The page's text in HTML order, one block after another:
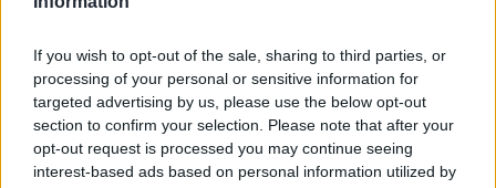
If you wish to opt-out of the sale, sharing to third parties, or
processing of your personal or sensitive information for
targeted advertising by us, please use the below opt-out
section to confirm your selection. Please note that after your
opt-out request is processed you may continue seeing
interest-based ads based on personal information utilized by